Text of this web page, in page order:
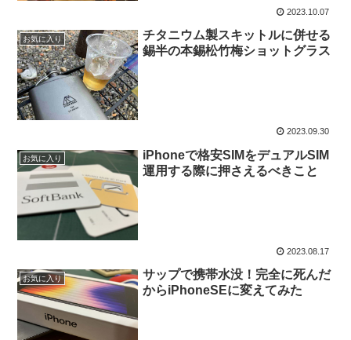
2023.10.07
お気に入り
チタニウム製スキットルに併せる
錫半の本錫松竹梅ショットグラス
2023.09.30
お気に入り
iPhoneで格安SIMをデュアルSIM
運用する際に押さえるべきこと
2023.08.17
お気に入り
サップで携帯水没！完全に死んだ
からiPhoneSEに変えてみた